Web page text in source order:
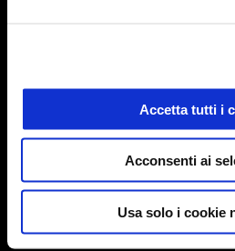
Accetta tutti i
Acconsenti ai
Usa solo i cookie
ELETTRONICA
PROMOZIONI